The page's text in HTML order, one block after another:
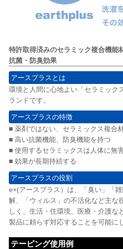
特許取得済みのセラミック複合機能
抗菌・防臭効果
アースプラスとは
環境と人間に心地よい「セラミック
ランドです。
アースプラスの特徴
■ 薬剤ではない、セラミックス複合
■ 高い抗菌機能、防臭機能を持つ
■ 使用するセラミックスは人体に無
■ 効果が長期持続する
アースプラスの役割
e+(アースプラス）は、「臭い」「
解、「ウィルス」の不活化など主な
しく、生活・住環境、医療・介護な
製品に頼らず対応することを可能に
テーピング使用例